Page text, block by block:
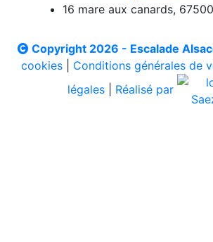
16 mare aux canards,
Copyright 2026 - Escalade
cookies| Conditions générales de
légales
Réalisé par